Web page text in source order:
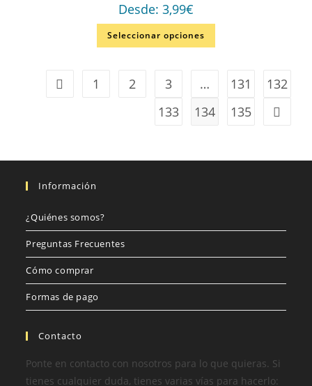
Desde: 3,99€
Seleccionar opciones
1 2 3 … 131
132
133
134 135
Información
¿Quiénes somos?
Preguntas Frecuentes
Cómo comprar
Formas de pago
Contacto
Ponte en contacto con nosotros para lo que quieras. Si
tienes cualquier duda, tienes varias vías para hacerlo: